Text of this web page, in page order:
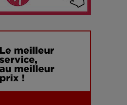
bord du précipice
: 10 ans d’électro sous les
manquer